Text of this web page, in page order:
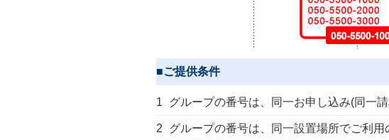
■ご提供条件
1 グループの番号は、同一お申し込み(同一
2 グループの番号は、同一設置場所でご利用